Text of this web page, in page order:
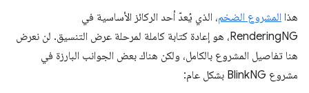
هذا المشروع الضخم، الذي يُعدّ أحد الركائز الأساسية في
RenderingNG، هو إعادة كتابة كاملة لمرحلة عرض التنسيق. لن نعرض
هنا تفاصيل المشروع بالكامل، ولكن هناك بعض الجوانب البارزة في
مشروع BlinkNG بشكل عام: